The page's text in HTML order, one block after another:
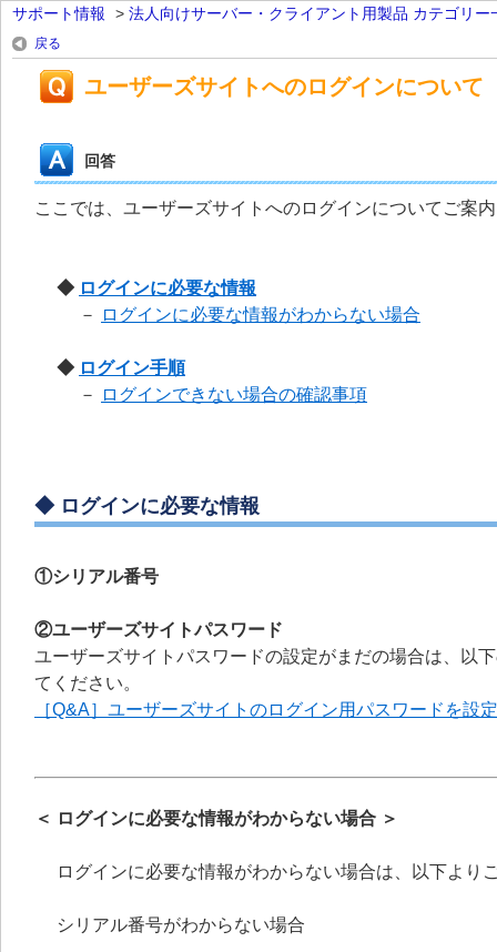
サポート情報 > 法人向けサーバー・クライアント用製品 カテゴリー
戻る
ユーザーズサイトへのログインについて
回答
ここでは、ユーザーズサイトへのログインについてご案
◆ ログインに必要な情報
－
ログインに必要な情報がわからない場合
◆ ログイン手順
－
ログインできない場合の確認事項
◆ ログインに必要な情報
①シリアル番号
②ユーザーズサイトパスワード
ユーザーズサイトパスワードの設定がまだの場合は、以
てください。
［Q&A］ユーザーズサイトのログイン用パスワードを設
＜ ログインに必要な情報がわからない場合 ＞
ログインに必要な情報がわからない場合は、以下より
シリアル番号がわからない場合